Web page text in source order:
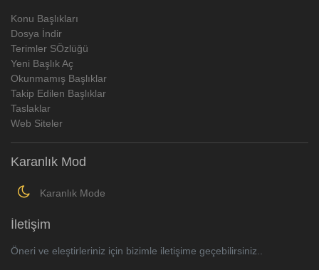
Konu Başlıkları
Dosya İndir
Terimler SÖzlüğü
Yeni Başlık Aç
Okunmamış Başlıklar
Takip Edilen Başlıklar
Taslaklar
Web Siteler
Karanlık Mod
Karanlık Mode
İletişim
Öneri ve eleştirleriniz için bizimle iletişime geçebilirsiniz..